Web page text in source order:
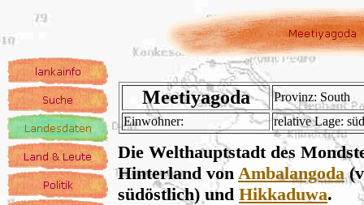
Meetiyagoda
Provinz: South
Einwohner:
relative Lage:
Die Welthauptstadt des
Hinterland von Ambalangoda
südöstlich) und Hikkaduwa.